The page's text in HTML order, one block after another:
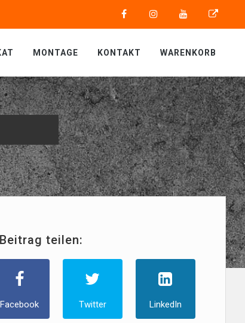
MONTAGE KONTAKT WARENKORB
Beitrag teilen:
Facebook Twitter LinkedIn